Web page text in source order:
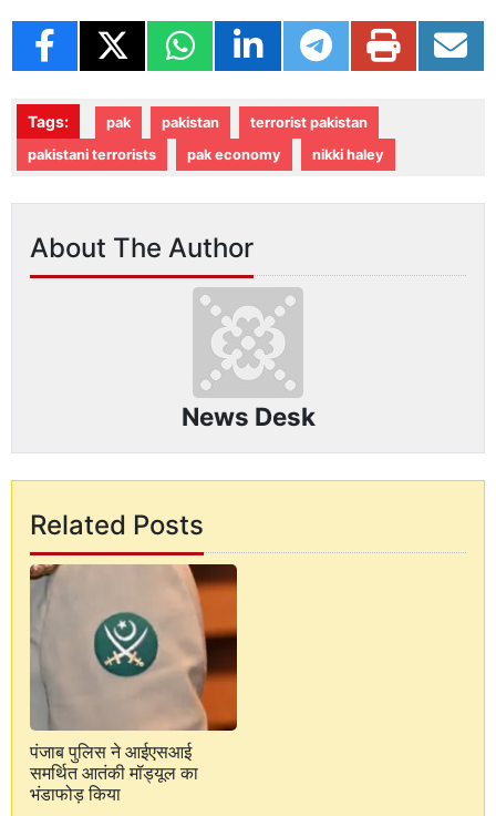
Tags: pak pakistan
terrorist pakistan
pakistani terrorists
pak economy nikki haley
About The Author
News Desk
Related Posts
पंजाब पुलिस ने आईएसआई
समर्थित आतंकी मॉड्यूल का
भंडाफोड़ किया